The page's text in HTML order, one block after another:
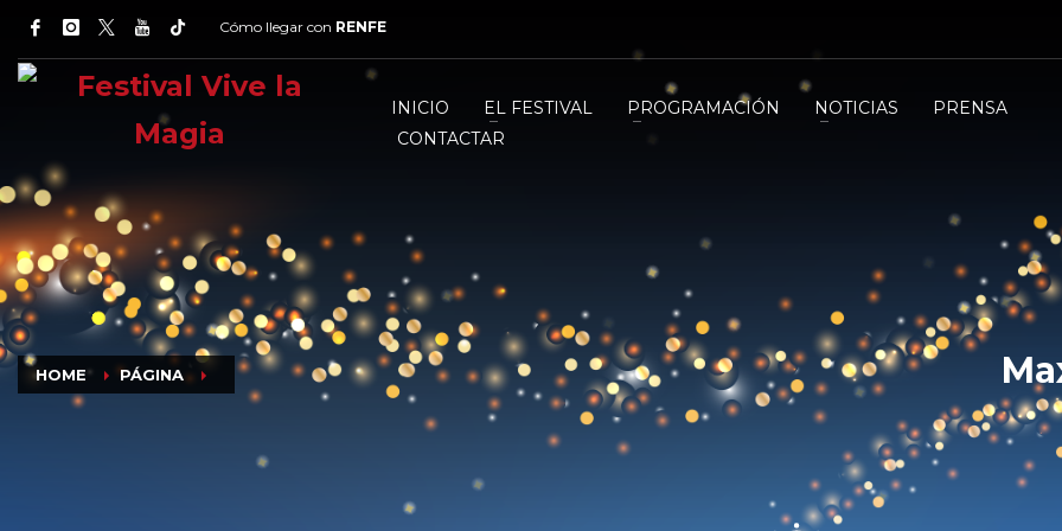
Cómo llegar con RENFE
INICIO EL FESTIVAL PROGRAMACIÓN NOTICIAS
PRENSA
CONTACTAR
HOME PÁGINA